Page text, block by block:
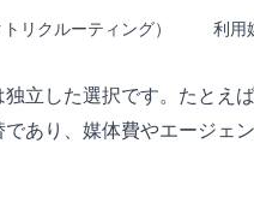
リクルーティング） 利用
立した選択です。たとえ
あり、媒体費やエージェ